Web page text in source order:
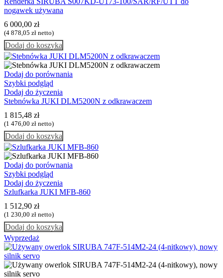
nogawek używana
6 000,00 zł
(4 878,05 zł netto)
Dodaj do koszyka
Dodaj do porównania
Szybki podgląd
Dodaj do życzenia
Stebnówka JUKI DLM5200N z odkrawaczem
1 815,48 zł
(1 476,00 zł netto)
Dodaj do koszyka
Dodaj do porównania
Szybki podgląd
Dodaj do życzenia
Szlufkarka JUKI MFB-860
1 512,90 zł
(1 230,00 zł netto)
Dodaj do koszyka
Wyprzedaż